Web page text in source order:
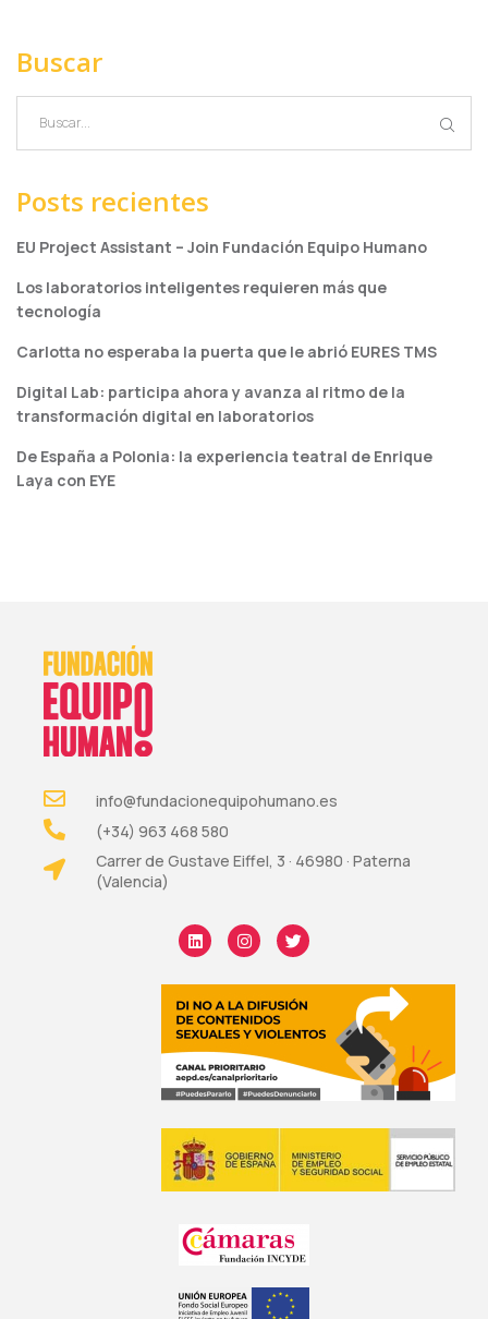
Buscar
Posts recientes
EU Project Assistant – Join Fundación Equipo Humano
Los laboratorios inteligentes requieren más que
tecnología
Carlotta no esperaba la puerta que le abrió EURES TMS
Digital Lab: participa ahora y avanza al ritmo de la
transformación digital en laboratorios
De España a Polonia: la experiencia teatral de Enrique
Laya con EYE
info@fundacionequipohumano.es
(+34) 963 468 580
Carrer de Gustave Eiffel, 3 · 46980 · Paterna
(Valencia)